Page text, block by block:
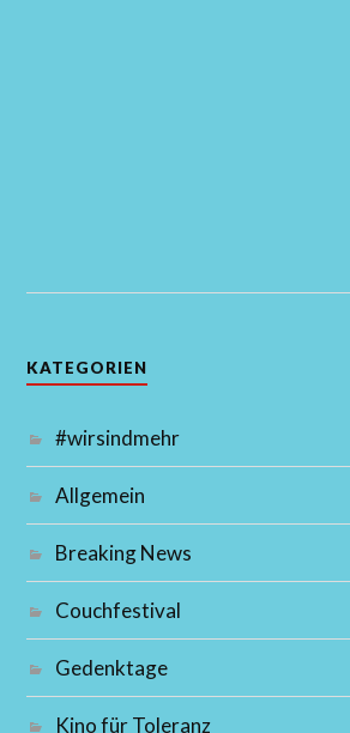
KATEGORIEN
#wirsindmehr
Allgemein
Breaking News
Couchfestival
Gedenktage
Kino für Toleranz